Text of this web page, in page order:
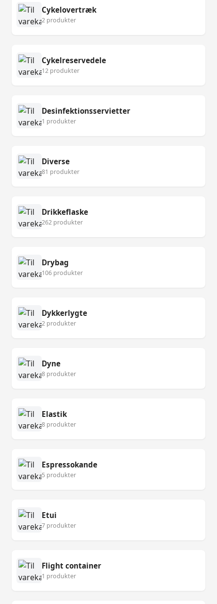
Cykelovertræk
2 produkter
Cykelreservedele
12 produkter
Desinfektionsservietter
1 produkter
Diverse
81 produkter
Drikkeflaske
262 produkter
Drybag
106 produkter
Dykkerlygte
2 produkter
Dyne
8 produkter
Elastik
8 produkter
Espressokande
5 produkter
Etui
7 produkter
Flight container
1 produkter